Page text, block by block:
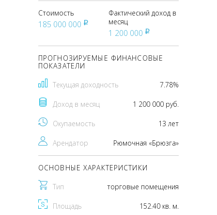
Стоимость
185 000 000 pуб
Фактический доход в
месяц
1 200 000 pуб
ПРОГНОЗИРУЕМЫЕ ФИНАНСОВЫЕ
ПОКАЗАТЕЛИ
Текущая доходность 7.78%
Доход в месяц 1 200 000 руб.
Окупаемость 13 лет
Арендатор Рюмочная «Брюзга»
ОСНОВНЫЕ ХАРАКТЕРИСТИКИ
Тип торговые помещения
Площадь 152.40 кв. м.